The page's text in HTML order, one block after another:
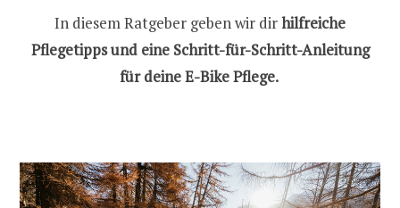
In diesem Ratgeber geben wir dirhilfreiche
Pflegetipps und eine Schritt-für-Schritt-Anleitung
für deine E-Bike Pflege.